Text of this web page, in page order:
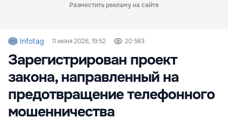
Разместить рекламу на сайте
Infotag 11 июня 2026, 19:52 20 563
Зарегистрирован проект
закона, направленный на
предотвращение телефонного
мошенничества